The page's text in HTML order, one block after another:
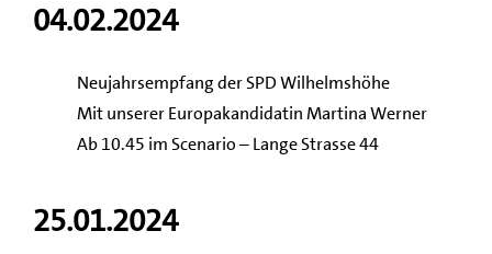
04.02.2024
Neujahrsempfang der SPD Wilhelmshöhe
Mit unserer Europakandidatin Martina Werner
Ab 10.45 im Scenario – Lange Strasse 44
25.01.2024